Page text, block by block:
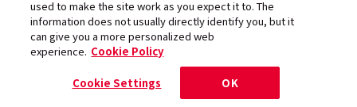
used to make the site work as you expect it to. The
information does not usually directly identify you, but it
can give you a more personalized web
experience. Cookie Policy
Cookie Settings OK